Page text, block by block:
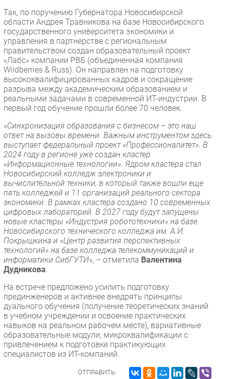
Так, по поручению Губернатора Новосибирской
области Андрея Травникова на базе Новосибирского
государственного университета экономики и
управления в партнерстве с региональным
правительством создан образовательный проект
«Лабс» компании РВБ (объединенная компания
Wildberries & Russ). Он направлен на подготовку
высококвалифицированных кадров и сокращение
разрыва между академическим образованием и
реальными задачами в современной ИТ-индустрии. В
первый год обучение прошли более 70 человек.
«Синхронизация образования с бизнесом – это наш
ответ на вызовы времени. Важным инструментом здесь
выступает федеральный проект «Профессионалитет». В
2024 году в регионе уже создан кластер
«Информационные технологии». Ядром кластера стал
Новосибирский колледж электроники и
вычислительной техники, в который также вошли еще
пять колледжей и 11 организаций реального сектора
экономики. В рамках кластера создано 10 современных
цифровых лабораторий. В 2027 году будут запущены
новые кластеры «Индустрия робототехники» на базе
Новосибирского технического колледжа им. А.И.
Покрышкина и «Центр развития перспективных
технологий» на базе колледжа телекоммуникаций и
информатики СибГУТИ», – отметила Валентина
Дудникова
На встрече предложено усилить подготовку
прединженеров и активнее внедрять принципы
дуального обучения (получение теоретических знаний
в учебном учреждении и освоение практических
навыков на реальном рабочем месте), вариативные
образовательные модули, микроквалификации с
привлечением к подготовке практикующих
специалистов из ИT-компаний.
ОТПРАВИТЬ: